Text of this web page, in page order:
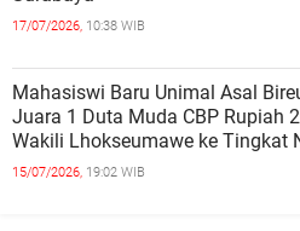
17/07/2026, 10:38 WIB
Mahasiswi Baru Unimal Asal
Juara 1 Duta Muda CBP Rupiah
Wakili Lhokseumawe ke Tingkat
15/07/2026, 19:02 WIB